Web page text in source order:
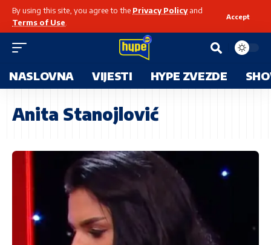
By using this site, you agree to the Privacy Policyand
Terms of Use
Accept
NASLOVNA VIJESTI HYPE ZVEZDE
Anita Stanojlović